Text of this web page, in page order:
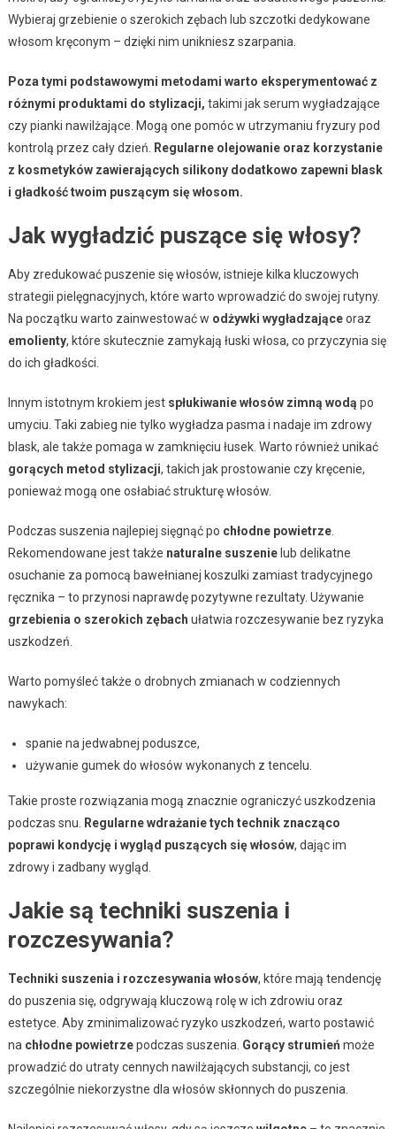
Wybieraj grzebienie o szerokich zębach lub szczotki dedykowane
włosom kręconym – dzięki nim unikniesz szarpania.
Poza tymi podstawowymi metodami warto eksperymentować z
różnymi produktami do stylizacji, takimi jak serum wygładzające
czy pianki nawilżające. Mogą one pomóc w utrzymaniu fryzury pod
kontrolą przez cały dzień. Regularne olejowanie oraz korzystanie
z kosmetyków zawierających silikony dodatkowo zapewni blask
i gładkość twoim puszącym się włosom.
Jak wygładzić puszące się włosy?
Aby zredukować puszenie się włosów, istnieje kilka kluczowych
strategii pielęgnacyjnych, które warto wprowadzić do swojej rutyny.
Na początku warto zainwestować w odżywki wygładzająceoraz
emolienty, które skutecznie zamykają łuski włosa, co przyczynia się
do ich gładkości.
Innym istotnym krokiem jest spłukiwanie włosów zimną wodą po
umyciu. Taki zabieg nie tylko wygładza pasma i nadaje im zdrowy
blask, ale także pomaga w zamknięciu łusek. Warto również unikać
gorących metod stylizacji, takich jak prostowanie czy kręcenie,
ponieważ mogą one osłabiać strukturę włosów.
Podczas suszenia najlepiej sięgnąć po chłodne powietrze.
Rekomendowane jest także naturalne suszenielub delikatne
osuchanie za pomocą bawełnianej koszulki zamiast tradycyjnego
ręcznika – to przynosi naprawdę pozytywne rezultaty. Używanie
grzebienia o szerokich zębach ułatwia rozczesywanie bez ryzyka
uszkodzeń.
Warto pomyśleć także o drobnych zmianach w codziennych
nawykach:
spanie na jedwabnej poduszce,
używanie gumek do włosów wykonanych z tencelu.
Takie proste rozwiązania mogą znacznie ograniczyć uszkodzenia
podczas snu. Regularne wdrażanie tych technik znacząco
poprawi kondycję i wygląd puszących się włosów, dając im
zdrowy i zadbany wygląd.
Jakie są techniki suszenia i
rozczesywania?
Techniki suszenia i rozczesywania włosów, które mają tendencję
do puszenia się, odgrywają kluczową rolę w ich zdrowiu oraz
estetyce. Aby zminimalizować ryzyko uszkodzeń, warto postawić
na chłodne powietrzepodczas suszenia. Gorący strumień może
prowadzić do utraty cennych nawilżających substancji, co jest
szczególnie niekorzystne dla włosów skłonnych do puszenia.